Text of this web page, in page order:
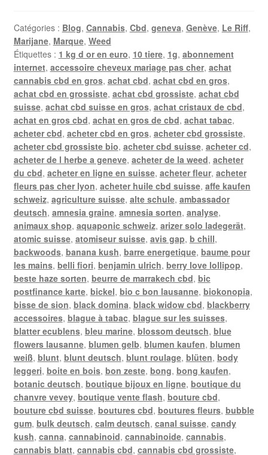
Catégories : Blog, Cannabis, Cbd, geneva, Genève, Le Riff,
Marijane, Marque, Weed
Étiquettes : 1 kg d or en euro, 10 tiere, 1g, abonnement
internet, accessoire cheveux mariage pas cher, achat
cannabis cbd en gros, achat cbd, achat cbd en gros,
achat cbd en grossiste, achat cbd grossiste, achat cbd
suisse, achat cbd suisse en gros, achat cristaux de cbd,
achat en gros cbd, achat en gros de cbd, achat tabac,
acheter cbd, acheter cbd en gros, acheter cbd grossiste,
acheter cbd grossiste bio, acheter cbd suisse, acheter cd,
acheter de l herbe a geneve, acheter de la weed, acheter
du cbd, acheter en ligne en suisse, acheter fleur, acheter
fleurs pas cher lyon, acheter huile cbd suisse, affe kaufen
schweiz, agriculture suisse, alte schule, ambassador
deutsch, amnesia graine, amnesia sorten, analyse,
animaux shop, aquaponic schweiz, arizer solo ladegerät,
atomic suisse, atomiseur suisse, avis gap, b chill,
backwoods, banana kush, barre energetique, baume pour
les mains, belli fiori, benjamin ulrich, berry love lollipop,
beste haze sorten, beurre de marrakech cbd, bic
postfinance karte, bickel, bio c bon lausanne, biokonopia,
bisse de sion, black domina, black widow cbd, blackberry
accessoires, blague à tabac, blague sur les suisses,
blatter ecublens, bleu marine, blossom deutsch, blue
flowers lausanne, blumen gelb, blumen kaufen, blumen
weiß, blunt, blunt deutsch, blunt roulage, blüten, body
leggeri, boite en bois, bon zeste, bong, bong kaufen,
botanic deutsch, boutique bijoux en ligne, boutique du
chanvre vevey, boutique vente flash, bouture cbd,
bouture cbd suisse, boutures cbd, boutures fleurs, bubble
gum, bulk deutsch, calm deutsch, canal suisse, candy
kush, canna, cannabinoid, cannabinoide, cannabis,
cannabis blatt, cannabis cbd, cannabis cbd grossiste,